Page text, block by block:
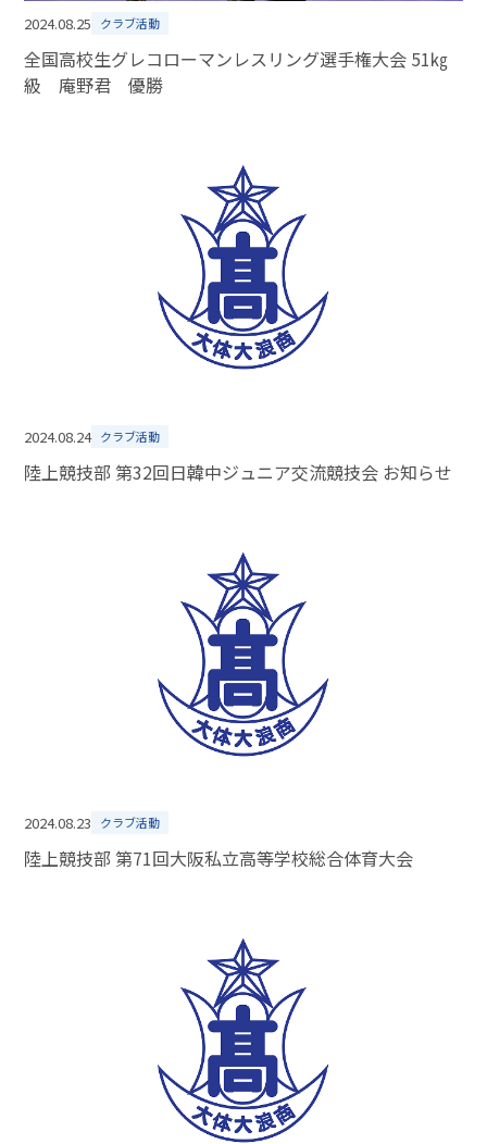
2024.08.25 クラブ活動
全国高校生グレコローマンレスリング選手権大会 51㎏
級 庵野君 優勝
2024.08.24 クラブ活動
陸上競技部 第32回日韓中ジュニア交流競技会 お知らせ
2024.08.23 クラブ活動
陸上競技部 第71回大阪私立高等学校総合体育大会